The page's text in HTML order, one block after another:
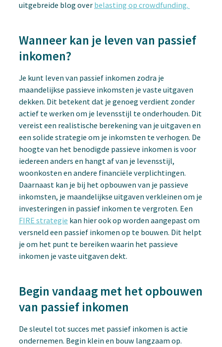
uitgebreide blog over belasting op crowdfunding.
Wanneer kan je leven van passief
inkomen?
Je kunt leven van passief inkomen zodra je
maandelijkse passieve inkomsten je vaste uitgaven
dekken. Dit betekent dat je genoeg verdient zonder
actief te werken om je levensstijl te onderhouden. Dit
vereist een realistische berekening van je uitgaven en
een solide strategie om je inkomsten te verhogen. De
hoogte van het benodigde passieve inkomen is voor
iedereen anders en hangt af van je levensstijl,
woonkosten en andere financiële verplichtingen.
Daarnaast kan je bij het opbouwen van je passieve
inkomsten, je maandelijkse uitgaven verkleinen om je
investeringen in passief inkomen te vergroten. Een
FIRE strategie kan hier ook op worden aangepast om
versneld een passief inkomen op te bouwen. Dit helpt
je om het punt te bereiken waarin het passieve
inkomen je vaste uitgaven dekt.
Begin vandaag met het opbouwen
van passief inkomen
De sleutel tot succes met passief inkomen is actie
ondernemen. Begin klein en bouw langzaam op.